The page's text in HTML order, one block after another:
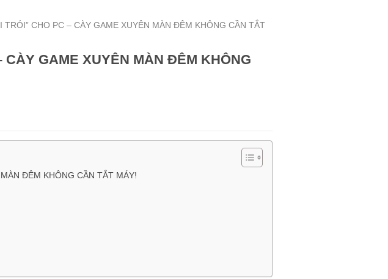
TRÓI” CHO PC – CÀY GAME XUYÊN MÀN ĐÊM KHÔNG CẦN TẮT
CÀY GAME XUYÊN MÀN ĐÊM KHÔNG
ĐÊM KHÔNG CẦN TẮT MÁY!